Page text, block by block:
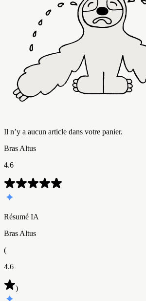
Il n’y a aucun article dans votre panier.
Bras Altus
4.6
Résumé IA
Bras Altus
(
4.6
)